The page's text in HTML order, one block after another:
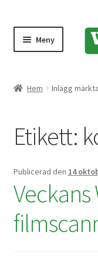
Meny
Bärremmar
Fjärrkontroller
Hem Inlägg
Etikett:
Publicerad den 14